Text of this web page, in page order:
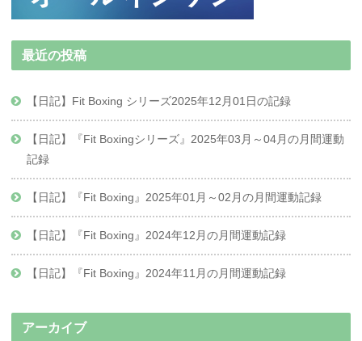
最近の投稿
【日記】Fit Boxing シリーズ2025年12月01日の記録
【日記】『Fit Boxingシリーズ』2025年03月～04月の月間運動
記録
【日記】『Fit Boxing』2025年01月～02月の月間運動記録
【日記】『Fit Boxing』2024年12月の月間運動記録
【日記】『Fit Boxing』2024年11月の月間運動記録
アーカイブ